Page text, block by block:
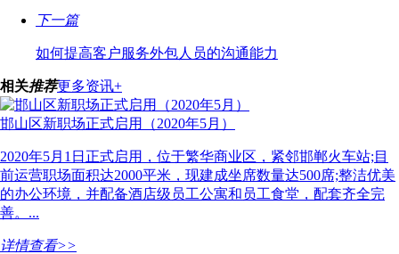
下一篇
如何提高客户服务外包人员的沟通能力
相关推荐更多资讯+
邯山区新职场正式启用（2020年5月）
2020年5月1日正式启用，位于繁华商业区，紧邻邯郸火车站;目
前运营职场面积达2000平米，现建成坐席数量达500席;整洁优美
的办公环境，并配备酒店级员工公寓和员工食堂，配套齐全完
善。...
详情查看>>